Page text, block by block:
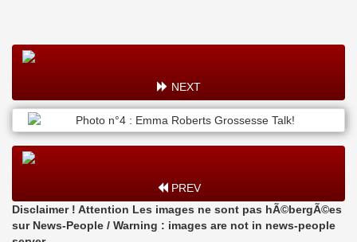
NEXT
PREV
Disclaimer ! Attention Les images ne sont pas hÃ©bergÃ©es
sur News-People / Warning : images are not in news-people